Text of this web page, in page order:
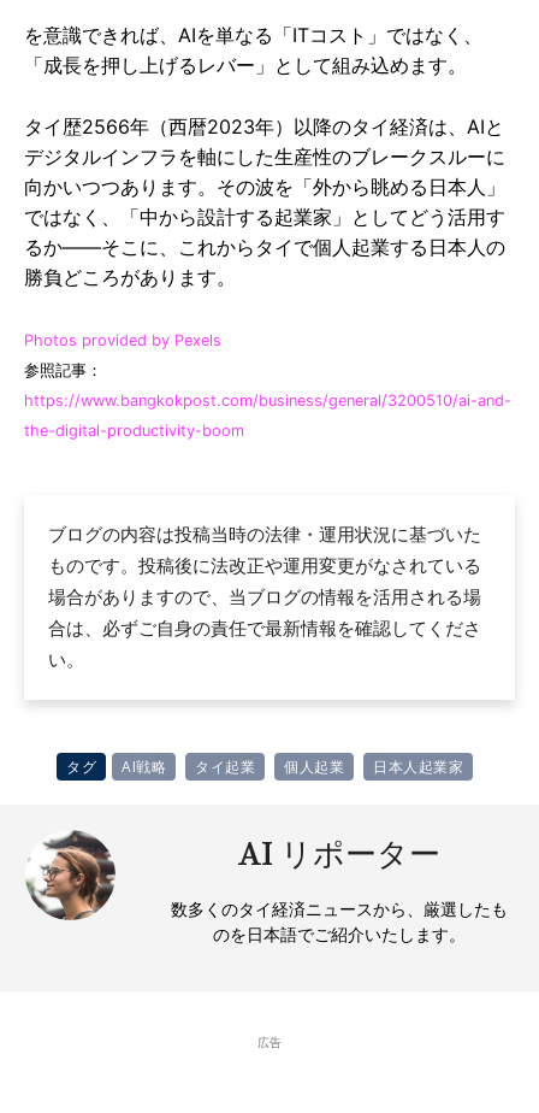
を意識できれば、AIを単なる「ITコスト」ではなく、
「成長を押し上げるレバー」として組み込めます。
タイ歴2566年（西暦2023年）以降のタイ経済は、AIと
デジタルインフラを軸にした生産性のブレークスルーに
向かいつつあります。その波を「外から眺める日本人」
ではなく、「中から設計する起業家」としてどう活用す
るか——そこに、これからタイで個人起業する日本人の
勝負どころがあります。
Photos provided by Pexels
参照記事：
https://www.bangkokpost.com/business/general/3200510/ai-and-
the-digital-productivity-boom
ブログの内容は投稿当時の法律・運用状況に基づいた
ものです。投稿後に法改正や運用変更がなされている
場合がありますので、当ブログの情報を活用される場
合は、必ずご自身の責任で最新情報を確認してくださ
い。
タグ AI戦略 タイ起業 個人起業 日本人起業家
AI リポーター
数多くのタイ経済ニュースから、厳選したも
のを日本語でご紹介いたします。
広告